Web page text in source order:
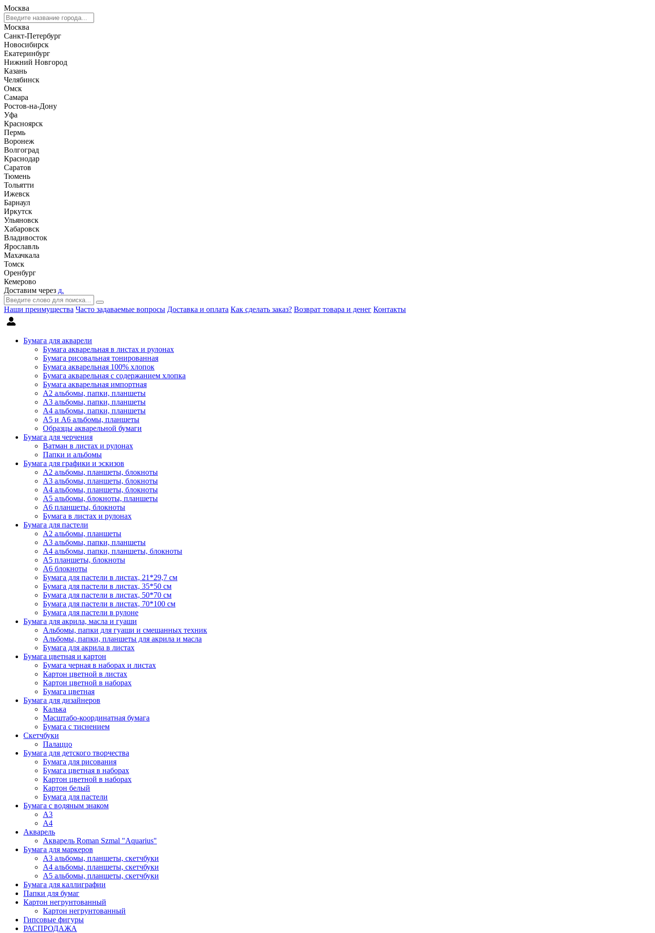
Москва
Москва
Санкт-Петербург
Новосибирск
Екатеринбург
Нижний Новгород
Казань
Челябинск
Омск
Самара
Ростов-на-Дону
Уфа
Красноярск
Пермь
Воронеж
Волгоград
Краснодар
Саратов
Тюмень
Тольятти
Ижевск
Барнаул
Иркутск
Ульяновск
Хабаровск
Владивосток
Ярославль
Махачкала
Томск
Оренбург
Кемерово
Доставим через д.
Наши преимущества Часто задаваемые вопросы Доставка и оплата Как сделать заказ? Возврат товара и денег Контакты
Бумага для акварели
Бумага акварельная в листах и рулонах
Бумага рисовальная тонированная
Бумага акварельная 100% хлопок
Бумага акварельная с содержанием хлопка
Бумага акварельная импортная
А2 альбомы, папки, планшеты
А3 альбомы, папки, планшеты
А4 альбомы, папки, планшеты
А5 и А6 альбомы, планшеты
Образцы акварельной бумаги
Бумага для черчения
Ватман в листах и рулонах
Папки и альбомы
Бумага для графики и эскизов
А2 альбомы, планшеты, блокноты
А3 альбомы, планшеты, блокноты
А4 альбомы, планшеты, блокноты
А5 альбомы, блокноты, планшеты
А6 планшеты, блокноты
Бумага в листах и рулонах
Бумага для пастели
А2 альбомы, планшеты
А3 альбомы, папки, планшеты
А4 альбомы, папки, планшеты, блокноты
А5 планшеты, блокноты
А6 блокноты
Бумага для пастели в листах, 21*29,7 см
Бумага для пастели в листах, 35*50 см
Бумага для пастели в листах, 50*70 см
Бумага для пастели в листах, 70*100 см
Бумага для пастели в рулоне
Бумага для акрила, масла и гуаши
Альбомы, папки для гуаши и смешанных техник
Альбомы, папки, планшеты для акрила и масла
Бумага для акрила в листах
Бумага цветная и картон
Бумага черная в наборах и листах
Картон цветной в листах
Картон цветной в наборах
Бумага цветная
Бумага для дизайнеров
Калька
Масштабо-координатная бумага
Бумага с тиснением
Скетчбуки
Палаццо
Бумага для детского творчества
Бумага для рисования
Бумага цветная в наборах
Картон цветной в наборах
Картон белый
Бумага для пастели
Бумага с водяным знаком
А3
А4
Акварель
Акварель Roman Szmal "Aquarius"
Бумага для маркеров
А3 альбомы, планшеты, скетчбуки
А4 альбомы, планшеты, скетчбуки
А5 альбомы, планшеты, скетчбуки
Бумага для каллиграфии
Папки для бумаг
Картон негрунтованный
Картон негрунтованный
Гипсовые фигуры
РАСПРОДАЖА